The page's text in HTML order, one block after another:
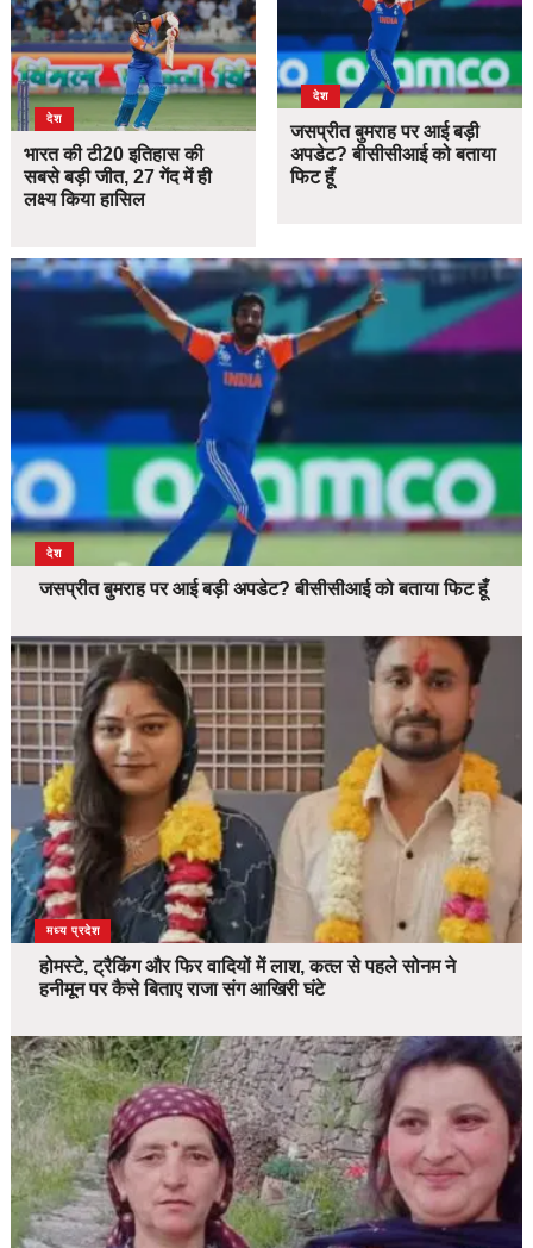
देश
भारत की टी20 इतिहास की
सबसे बड़ी जीत, 27 गेंद में ही
लक्ष्य किया हासिल
देश
जसप्रीत बुमराह पर आई बड़ी
अपडेट? बीसीसीआई को बताया
फिट हूँ
देश
जसप्रीत बुमराह पर आई बड़ी अपडेट? बीसीसीआई को बताया फिट हूँ
देश
मध्य प्रदेश
होमस्टे, ट्रैकिंग और फिर वादियों में लाश, कत्ल से पहले सोनम ने
हनीमून पर कैसे बिताए राजा संग आखिरी घंटे